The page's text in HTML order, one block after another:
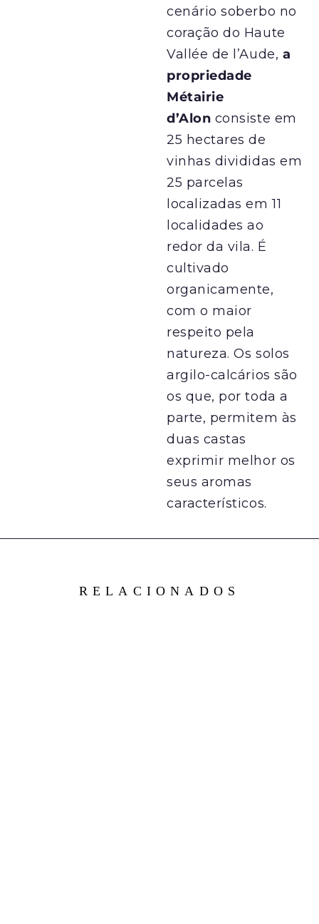
cenário soberbo no
coração do Haute
Vallée de l’Aude, a
propriedade
Métairie
d’Alon consiste em
25 hectares de
vinhas divididas em
25 parcelas
localizadas em 11
localidades ao
redor da vila. É
cultivado
organicamente,
com o maior
respeito pela
natureza. Os solos
argilo-calcários são
os que, por toda a
parte, permitem às
duas castas
exprimir melhor os
seus aromas
característicos.
RELACIONADOS